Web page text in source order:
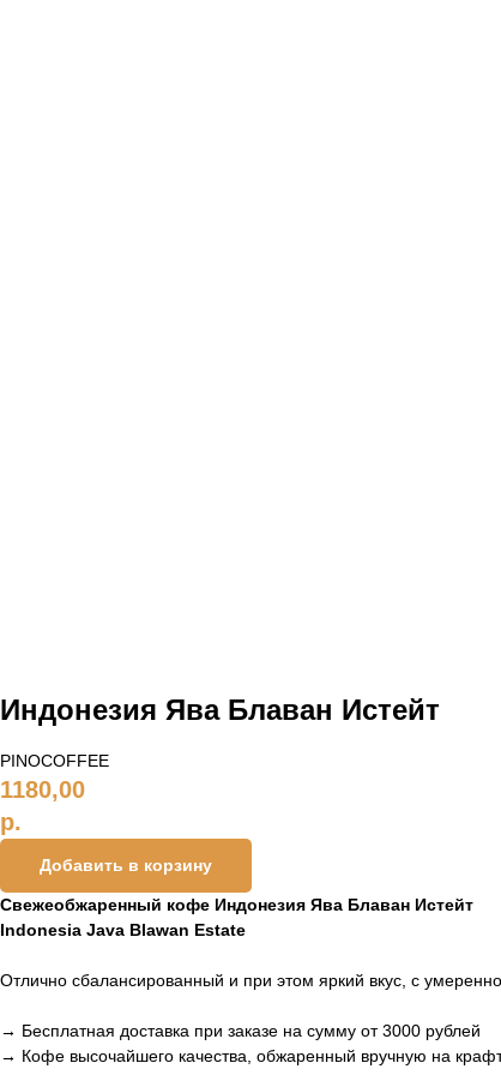
Индонезия Ява Блаван Истейт
PINOCOFFEE
1180,00
р.
Добавить в корзину
Свежеобжаренный кофе Индонезия Ява Блаван Истейт
Indonesia Java Blawan Estate
Отлично сбалансированный и при этом яркий вкус, с
→ Бесплатная доставка при заказе на сумму от 3000 рублей
→ Кофе высочайшего качества, обжаренный вручную на